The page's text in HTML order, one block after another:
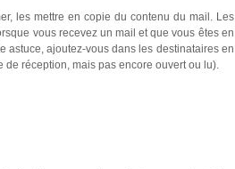
les mettre en copie du contenu du mail. Les
vous recevez un mail et que vous êtes en
astuce, ajoutez-vous dans les destinataires en
de réception, mais pas encore ouvert ou lu).